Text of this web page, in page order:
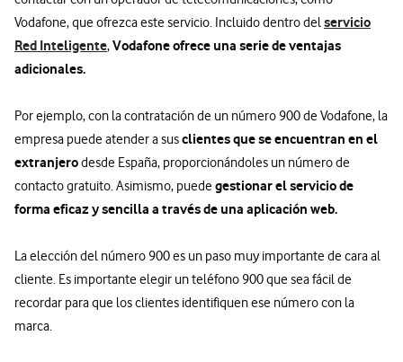
Vodafone, que ofrezca este servicio. Incluido dentro delservicio
Red Inteligente,Vodafone ofrece una serie de ventajas
adicionales.
Por ejemplo, con la contratación de un número 900 de Vodafone, la
empresa puede atender a susclientes que se encuentran en el
extranjerodesde España, proporcionándoles un número de
contacto gratuito. Asimismo, puedegestionar el servicio de
forma eficaz y sencilla a través de una aplicación web.
La elección del número 900 es un paso muy importante de cara al
cliente. Es importante elegir un teléfono 900 que sea fácil de
recordar para que los clientes identifiquen ese número con la
marca.